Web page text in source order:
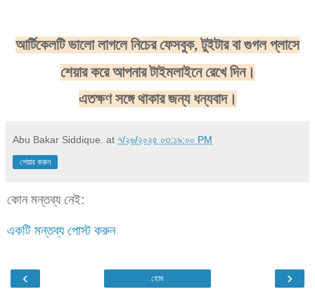
আর্টিকেলটি ভালো লাগলে নিচের ফেসবুক, টুইটার বা গুগল প্লাসে
শেয়ার করে আপনার টাইমলাইনে রেখে দিন।
এতক্ষণ সঙ্গে থাকার জন্য ধন্যবাদ।
Abu Bakar Siddique. at ৭/২৬/২০২৫ ০৩:১৯:০০ PM
শেয়ার করুন
কোন মন্তব্য নেই:
একটি মন্তব্য পোস্ট করুন
‹ ›
হোম